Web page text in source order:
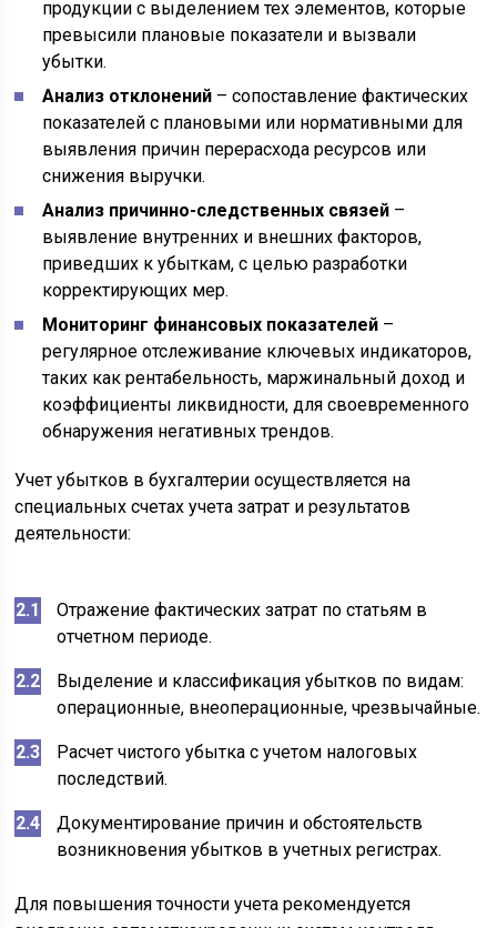
продукции с выделением тех элементов, которые
превысили плановые показатели и вызвали
убытки.
Анализ отклонений – сопоставление фактических
показателей с плановыми или нормативными для
выявления причин перерасхода ресурсов или
снижения выручки.
Анализ причинно-следственных связей –
выявление внутренних и внешних факторов,
приведших к убыткам, с целью разработки
корректирующих мер.
Мониторинг финансовых показателей –
регулярное отслеживание ключевых индикаторов,
таких как рентабельность, маржинальный доход и
коэффициенты ликвидности, для своевременного
обнаружения негативных трендов.
Учет убытков в бухгалтерии осуществляется на
специальных счетах учета затрат и результатов
деятельности:
Отражение фактических затрат по статьям в
отчетном периоде.
Выделение и классификация убытков по видам:
операционные, внеоперационные, чрезвычайные.
Расчет чистого убытка с учетом налоговых
последствий.
Документирование причин и обстоятельств
возникновения убытков в учетных регистрах.
Для повышения точности учета рекомендуется